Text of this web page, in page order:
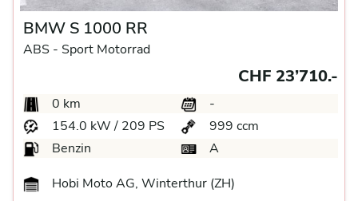
BMW S 1000 RR
ABS - Sport Motorrad
CHF 23’710.-
0 km
-
154.0 kW / 209 PS
999 ccm
Benzin
A
Hobi Moto AG, Winterthur (ZH)